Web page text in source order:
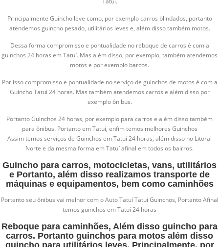
Principalmente Guincho leve como, por exemplo carros blindados, portanto
atendemos guincho pesado, utilitários leves e, além disso também motos.
Dessa forma compromisso e pontualidade no reboque de carros é com a
guinchos 24 horas em Tatuí. Mas além disso, por exemplo, também atendemos
motos e por exemplo barcos.
Por isso compromisso e pontualidade no serviço de guinchos de motos é com a
Guincho Tatuí 24 horas. Mas também atendemos carros e além disso por
exemplo ônibus.
Portanto Guinchos 24 horas, por exemplo para carros e além disso também
para ônibus. Portanto em Tatuí, enfim temos melhores Guinchos
Assim temos serviços de Guinchos em Tatuí 24 horas, além disso no Litoral
Norte e da mesma forma em Tatuí afinal em todos os bairros.
Guincho para carros, motocicletas, vans, utilitários
e Portanto, além disso realizamos transporte de
máquinas e equipamentos, bem como caminhões
Portanto seu ônibus vai melhor com o Auto Tatuí Tatuí Guinchos, Portanto Afinal
temos guinchos em Tatuí 24 horas
Reboque para caminhões, Além disso guincho para
carros. Portanto guinchos para motos além disso